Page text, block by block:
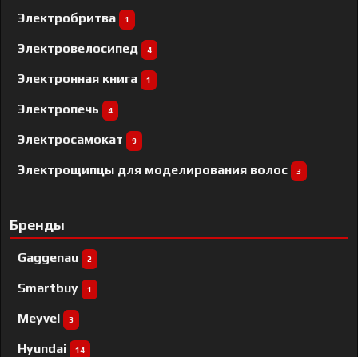
Электробритва 1
Электровелосипед 4
Электронная книга 1
Электропечь 4
Электросамокат 9
Электрощипцы для моделирования волос 3
Бренды
Gaggenau 2
Smartbuy 1
Meyvel 3
Hyundai 14